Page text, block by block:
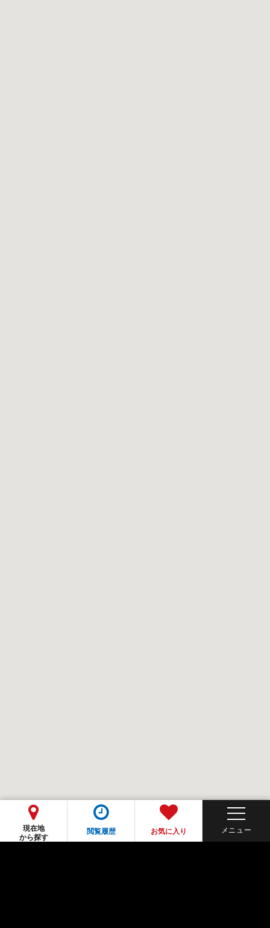
現在地
から探す
閲覧履歴 お気に入り